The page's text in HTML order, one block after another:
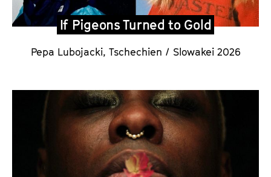
If Pigeons Turned to Gold
Pepa Lubojacki, Tschechien / Slowakei 2026